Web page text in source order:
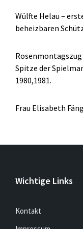
Wülfte Helau –
beheizbaren
Spitze der
1980,1981.
Frau Elisabeth
Wichtige Links
Kontakt